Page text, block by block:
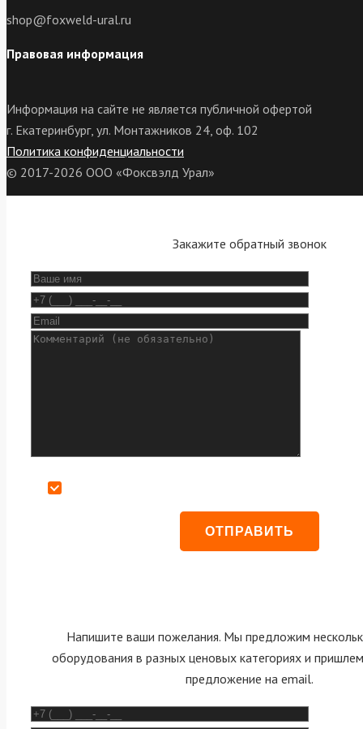
shop@foxweld-ural.ru
Правовая информация
Информация на сайте не является публичной офертой
г. Екатеринбург, ул. Монтажников 24, оф. 102
Политика конфиденциальности
© 2017-2026 ООО «Фоксвэлд Урал»
Закажите обратный звонок
Напишите ваши пожелания. Мы предложим
оборудования в разных ценовых категориях и
предложение на email.